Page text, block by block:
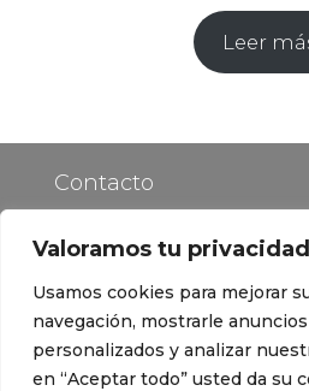
Valoramos tu privacidad
Usamos cookies para mejorar
navegación, mostrarle
personalizados y analizar
en “Aceptar todo” usted da su
Leer
Contacto
Política de Privacidad
Preguntas Frecuentes
Blog de lámina solar